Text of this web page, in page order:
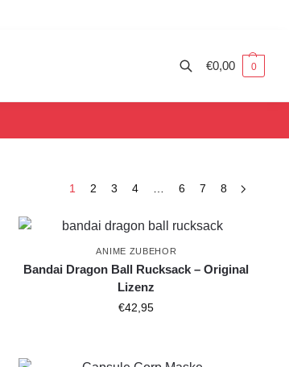
€0,00 0
1 2 3 4 6 7 8
ANIME ZUBEHOR
Bandai Dragon Ball Rucksack – Original
Lizenz
€42,95